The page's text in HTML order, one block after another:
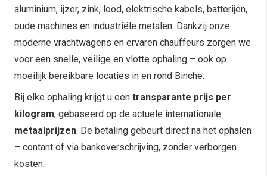
aluminium, ijzer, zink, lood, elektrische kabels, batterijen,
oude machines en industriële metalen. Dankzij onze
moderne vrachtwagens en ervaren chauffeurs zorgen we
voor een snelle, veilige en vlotte ophaling – ook op
moeilijk bereikbare locaties in en rond Binche.
Bij elke ophaling krijgt u een transparante prijs per
kilogram, gebaseerd op de actuele internationale
metaalprijzen. De betaling gebeurt direct na het ophalen
– contant of via bankoverschrijving, zonder verborgen
kosten.